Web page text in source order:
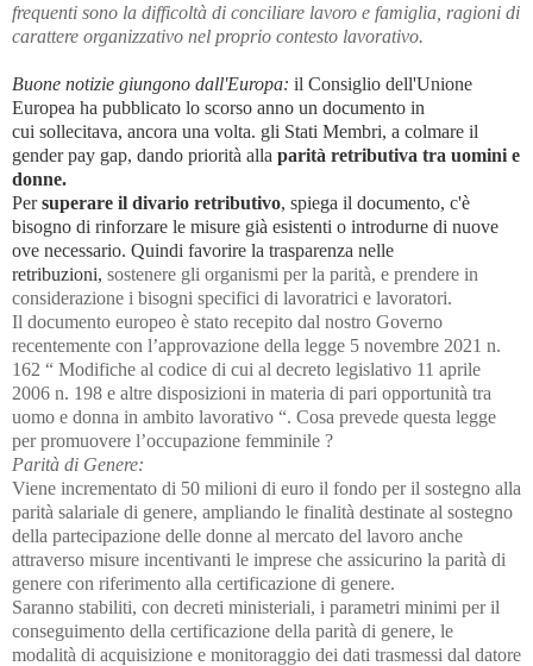
frequenti sono la difficoltà di conciliare lavoro e famiglia, ragioni di
carattere organizzativo nel proprio contesto lavorativo.
Buone notizie giungono dall'Europa: il Consiglio dell'Unione
Europea ha pubblicato lo scorso anno un documento in
cui sollecitava, ancora una volta. gli Stati Membri, a colmare il
gender pay gap, dando priorità alla parità retributiva tra uomini e
donne.
Persuperare il divario retributivo, spiega il documento, c'è
bisogno di rinforzare le misure già esistenti o introdurne di nuove
ove necessario. Quindi favorire la trasparenza nelle
retribuzioni, sostenere gli organismi per la parità, e prendere in
considerazione i bisogni specifici di lavoratrici e lavoratori.
Il documento europeo è stato recepito dal nostro Governo
recentemente con l’approvazione della legge 5 novembre 2021 n.
162 “ Modifiche al codice di cui al decreto legislativo 11 aprile
2006 n. 198 e altre disposizioni in materia di pari opportunità tra
uomo e donna in ambito lavorativo “. Cosa prevede questa legge
per promuovere l’occupazione femminile ?
Parità di Genere:
Viene incrementato di 50 milioni di euro il fondo per il sostegno alla
parità salariale di genere, ampliando le finalità destinate al sostegno
della partecipazione delle donne al mercato del lavoro anche
attraverso misure incentivanti le imprese che assicurino la parità di
genere con riferimento alla certificazione di genere.
Saranno stabiliti, con decreti ministeriali, i parametri minimi per il
conseguimento della certificazione della parità di genere, le
modalità di acquisizione e monitoraggio dei dati trasmessi dal datore